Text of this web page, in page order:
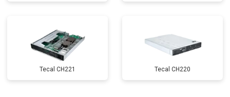
Tecal CH221 Tecal CH220